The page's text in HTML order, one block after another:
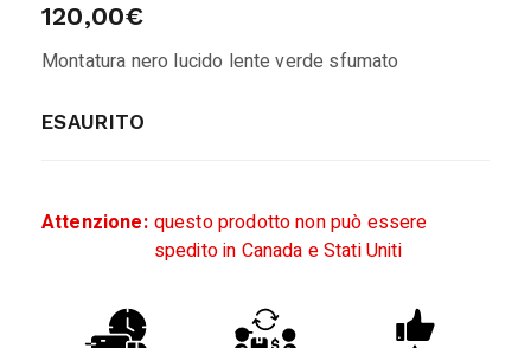
120,00€
Montatura nero lucido lente verde sfumato
ESAURITO
Attenzione: questo prodotto non può essere
spedito in Canada e Stati Uniti